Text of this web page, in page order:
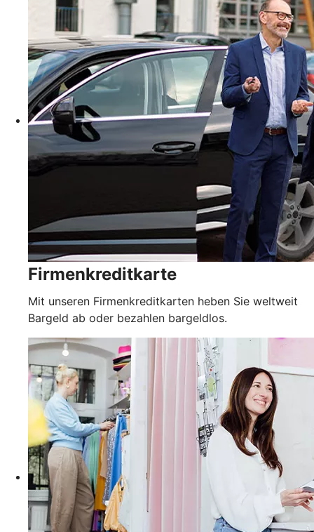
Firmenkreditkarte
Mit unseren Firmenkreditkarten heben Sie weltweit
Bargeld ab oder bezahlen bargeldlos.